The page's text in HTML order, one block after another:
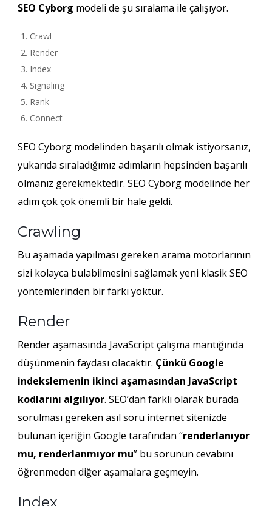
SEO Cyborg modeli de şu sıralama ile çalışıyor.
Crawl
Render
Index
Signaling
Rank
Connect
SEO Cyborg modelinden başarılı olmak istiyorsanız,
yukarıda sıraladığımız adımların hepsinden başarılı
olmanız gerekmektedir. SEO Cyborg modelinde her
adım çok çok önemli bir hale geldi.
Crawling
Bu aşamada yapılması gereken arama motorlarının
sizi kolayca bulabilmesini sağlamak yeni klasik SEO
yöntemlerinden bir farkı yoktur.
Render
Render aşamasında JavaScript çalışma mantığında
düşünmenin faydası olacaktır. Çünkü Google
indekslemenin ikinci aşamasından JavaScript
kodlarını algılıyor. SEO’dan farklı olarak burada
sorulması gereken asıl soru internet sitenizde
bulunan içeriğin Google tarafından “renderlanıyor
mu, renderlanmıyor mu” bu sorunun cevabını
öğrenmeden diğer aşamalara geçmeyin.
Index